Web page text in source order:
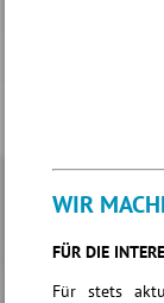
WIR
FÜR DIE
Für stets